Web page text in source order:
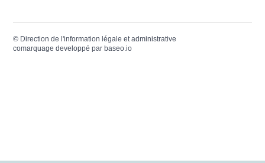
© Direction de l'information légale et administrative
comarquage developpé parbaseo.io